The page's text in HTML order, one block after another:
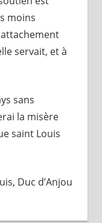
moins
servait, et à
sans
la misère
saint Louis
Duc d’Anjou